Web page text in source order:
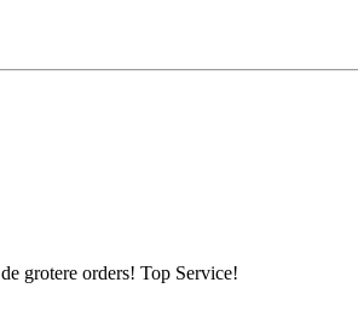
grotere orders! Top Service!